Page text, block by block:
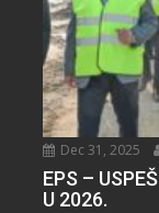
Dec 31, 2025
EPS –
U 2026.